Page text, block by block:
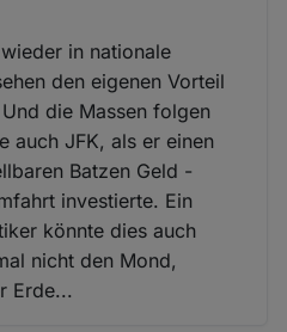
in nationale
den eigenen Vorteil
die Massen folgen
auch JFK, als er einen
Batzen Geld -
investierte. Ein
könnte dies auch
nicht den Mond,
Erde...